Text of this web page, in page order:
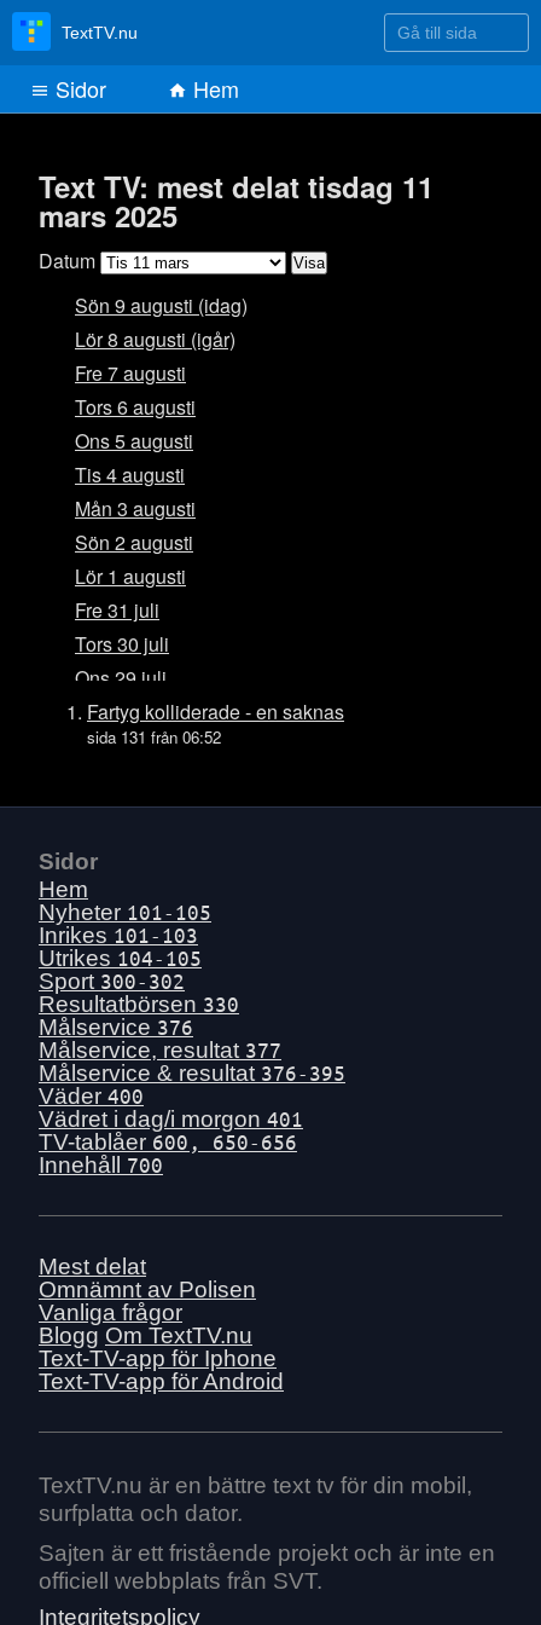
Text TV: mest delat tisdag 11
mars 2025
Datum
Sön 9 augusti (idag)
Lör 8 augusti (igår)
Fre 7 augusti
Tors 6 augusti
Ons 5 augusti
Tis 4 augusti
Mån 3 augusti
Sön 2 augusti
Lör 1 augusti
Fre 31 juli
Tors 30 juli
Ons 29 juli
Tis 28 juli
Mån 27 juli
Lör 25 juli
Tors 23 juli
Ons 22 juli
Tis 21 juli
Mån 20 juli
Sön 19 juli
Lör 18 juli
Fre 17 juli
Tors 16 juli
Ons 15 juli
Mån 13 juli
Sön 12 juli
Lör 11 juli
Fre 10 juli
Tors 9 juli
Ons 8 juli
Sön 5 juli
Lör 4 juli
Fre 3 juli
Tors 2 juli
Fartyg kolliderade - en saknas
sida 131 från 06:52
TextTV.nu Gå till sida
Sidor Hem
Sidor
Hem
Nyheter 101-105
Inrikes 101-103
Utrikes 104-105
Sport 300-302
Resultatbörsen 330
Målservice 376
Målservice, resultat 377
Målservice & resultat 376-395
Väder 400
Vädret i dag/i morgon 401
TV-tablåer 600, 650-656
Innehåll 700
Mest delat
Omnämnt av Polisen
Vanliga frågor
Blogg Om TextTV.nu
Text-TV-app för Iphone
Text-TV-app för Android
TextTV.nu är en bättre text tv för din mobil,
surfplatta och dator.
Sajten är ett fristående projekt och är inte en
officiell webbplats från SVT.
Integritetspolicy